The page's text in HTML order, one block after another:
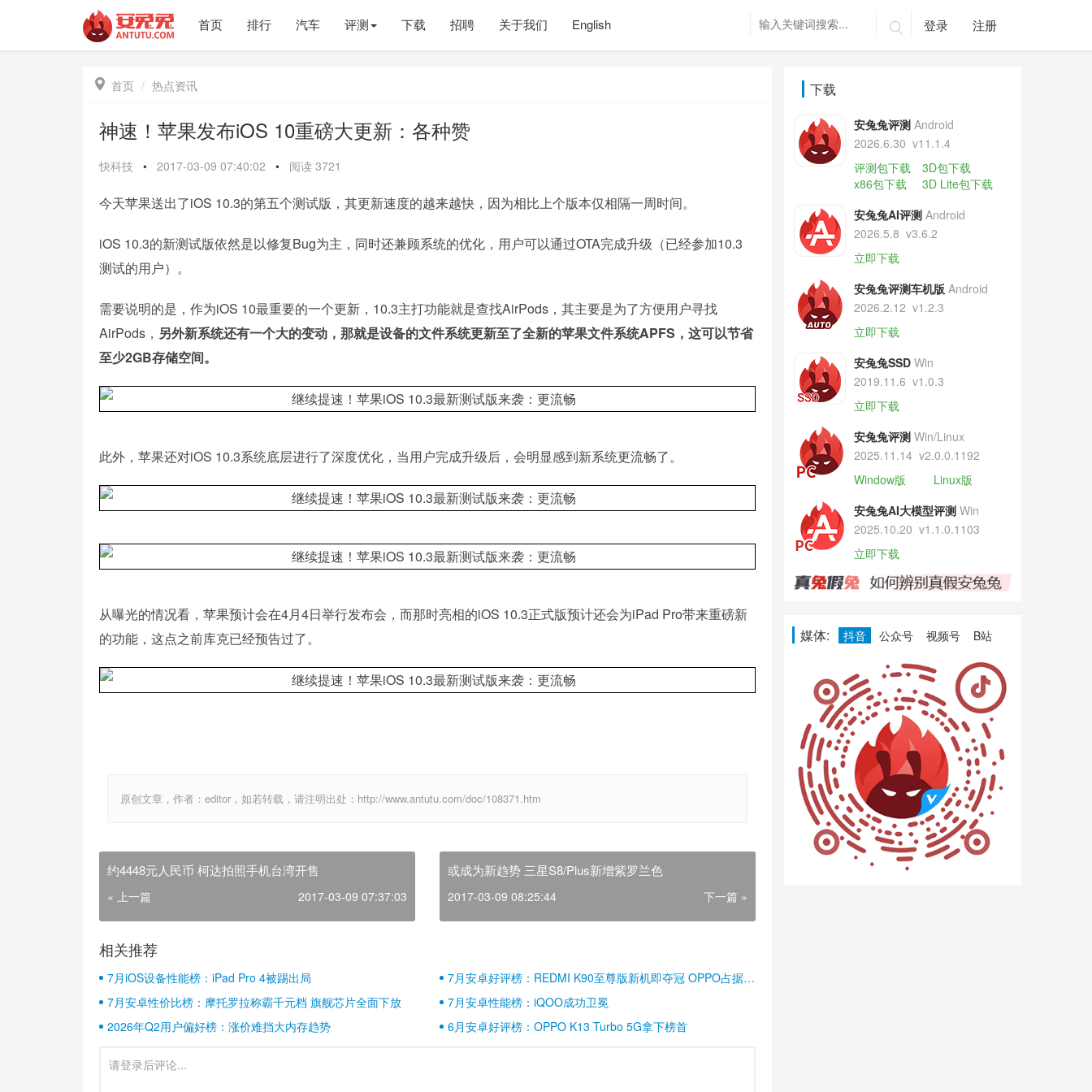
首页 排行 汽车 评测 下载 招聘 关于我们 English  登录 注册
 首页 热点资讯
神速！苹果发布iOS 10重磅大更新：各种赞
快科技 • 2017-03-09 07:40:02 • 阅读 3721
今天苹果送出了iOS 10.3的第五个测试版，其更新速度的越来越快，因为相比上个版本仅相隔一周时间。
iOS 10.3的新测试版依然是以修复Bug为主，同时还兼顾系统的优化，用户可以通过OTA完成升级（已经参加10.3
测试的用户）。
需要说明的是，作为iOS 10最重要的一个更新，10.3主打功能就是查找AirPods，其主要是为了方便用户寻找
AirPods， 另外新系统还有一个大的变动，那就是设备的文件系统更新至了全新的苹果文件系统APFS，这可以节省
至少2GB存储空间。
此外，苹果还对iOS 10.3系统底层进行了深度优化，当用户完成升级后，会明显感到新系统更流畅了。
从曝光的情况看，苹果预计会在4月4日举行发布会，而那时亮相的iOS 10.3正式版预计还会为iPad Pro带来重磅新
的功能，这点之前库克已经预告过了。
原创文章，作者：editor，如若转载，请注明出处：http://www.antutu.com/doc/108371.htm
约4448元人民币 柯达拍照手机台湾开售
« 上一篇 2017-03-09 07:37:03
或成为新趋势 三星S8/Plus新增紫罗兰色
2017-03-09 08:25:44 下一篇 »
相关推荐
7月iOS设备性能榜：iPad Pro 4被踢出局
7月安卓好评榜：REDMI K90至尊版新机即夺冠 OPPO占据半
壁江山
7月安卓性价比榜：摩托罗拉称霸千元档 旗舰芯片全面下放
7月安卓性能榜：iQOO成功卫冕
2026年Q2用户偏好榜：涨价难挡大内存趋势
6月安卓好评榜：OPPO K13 Turbo 5G拿下榜首
下载
安兔兔评测 Android
2026.6.30 v11.1.4
评测包下载
3D包下载
x86包下载
3D Lite包下载
安兔兔AI评测 Android
2026.5.8 v3.6.2
立即下载
安兔兔评测车机版 Android
2026.2.12 v1.2.3
立即下载
安兔兔SSD Win
2019.11.6 v1.0.3
立即下载
安兔兔评测 Win/Linux
2025.11.14 v2.0.0.1192
Window版
Linux版
安兔兔AI大模型评测 Win
2025.10.20 v1.1.0.1103
立即下载
媒体: 抖音 公众号 视频号 B站